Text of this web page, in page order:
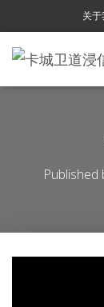
关于
Published